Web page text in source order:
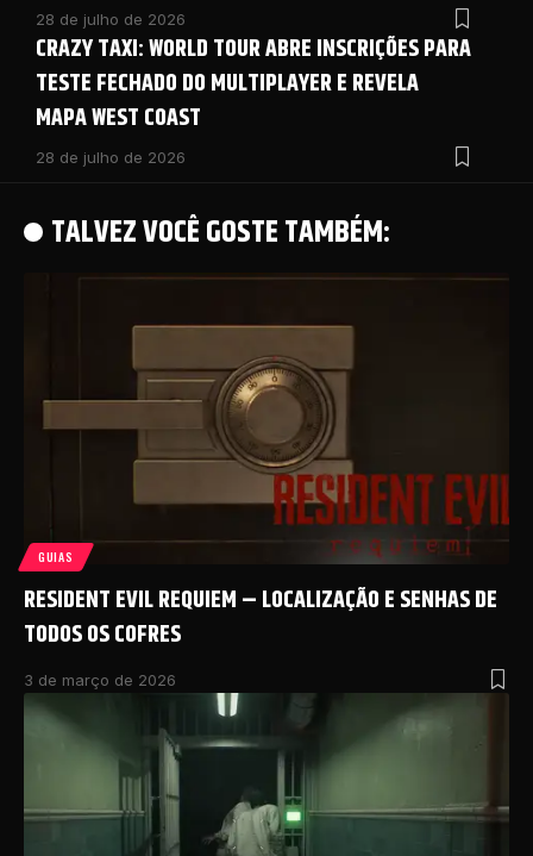
28 de julho de 2026
CRAZY TAXI: WORLD TOUR ABRE INSCRIÇÕES PARA
TESTE FECHADO DO MULTIPLAYER E REVELA
MAPA WEST COAST
28 de julho de 2026
TALVEZ VOCÊ GOSTE TAMBÉM:
GUIAS
RESIDENT EVIL REQUIEM – LOCALIZAÇÃO E SENHAS DE
TODOS OS COFRES
3 de março de 2026